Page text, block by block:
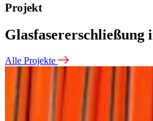
Projekt
Alle Projekte